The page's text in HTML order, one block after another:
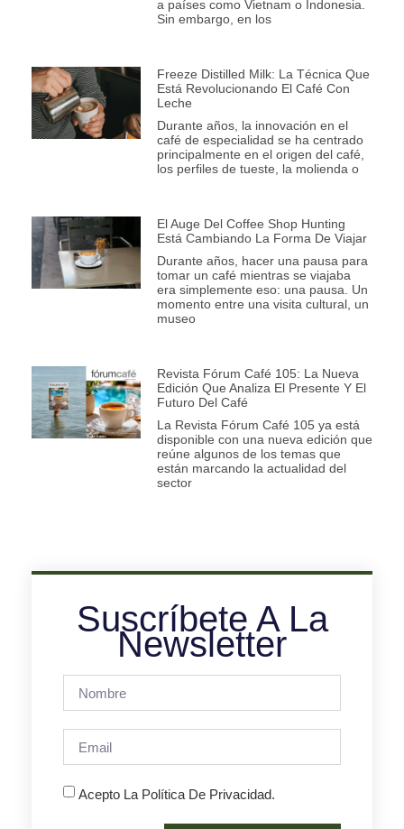
a países como Vietnam o Indonesia.
Sin embargo, en los
Freeze Distilled Milk: La Técnica Que
Está Revolucionando El Café Con
Leche
Durante años, la innovación en el
café de especialidad se ha centrado
principalmente en el origen del café,
los perfiles de tueste, la molienda o
El Auge Del Coffee Shop Hunting
Está Cambiando La Forma De Viajar
Durante años, hacer una pausa para
tomar un café mientras se viajaba
era simplemente eso: una pausa. Un
momento entre una visita cultural, un
museo
Revista Fórum Café 105: La Nueva
Edición Que Analiza El Presente Y El
Futuro Del Café
La Revista Fórum Café 105 ya está
disponible con una nueva edición que
reúne algunos de los temas que
están marcando la actualidad del
sector
Suscríbete A La
Newsletter
Acepto La Política De Privacidad.